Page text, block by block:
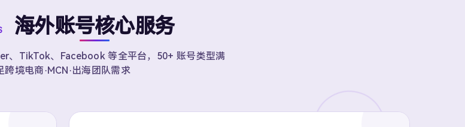
海外账号核心服务
、TikTok、Facebook 等全平台，50+ 账号类型满
跨境电商·MCN·出海团队需求